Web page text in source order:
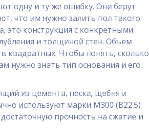
одну и ту же ошибку. Они берут
что им нужно залить пол такого
это конструкция с конкретными
и толщиной стен. Объем
в квадратных. Чтобы понять, сколько
нужно знать тип основания и его
из цемента, песка, щебня и
используют марки М300 (В22.5)
прочность на сжатие и